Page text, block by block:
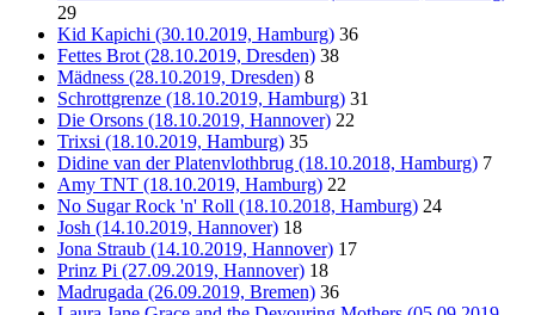
29
Kid Kapichi (30.10.2019, Hamburg) 36
Fettes Brot (28.10.2019, Dresden) 38
Mädness (28.10.2019, Dresden) 8
Schrottgrenze (18.10.2019, Hamburg) 31
Die Orsons (18.10.2019, Hannover) 22
Trixsi (18.10.2019, Hamburg) 35
Didine van der Platenvlothbrug (18.10.2018, Hamburg) 7
Amy TNT (18.10.2019, Hamburg) 22
No Sugar Rock 'n' Roll (18.10.2018, Hamburg) 24
Josh (14.10.2019, Hannover) 18
Jona Straub (14.10.2019, Hannover) 17
Prinz Pi (27.09.2019, Hannover) 18
Madrugada (26.09.2019, Bremen) 36